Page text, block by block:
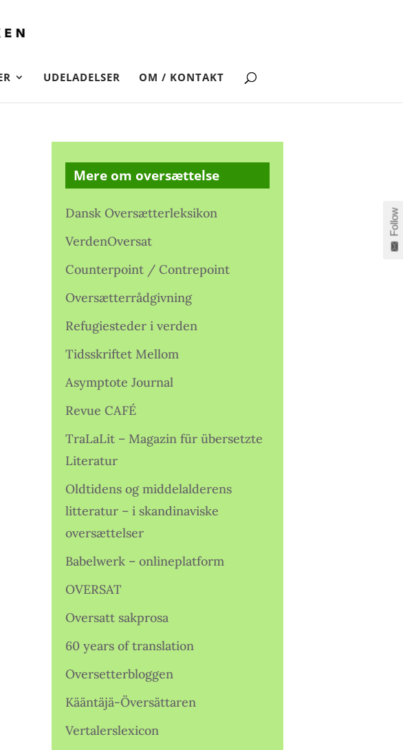
UDELADELSER OM / KONTAKT
Mere om oversættelse
Dansk Oversætterleksikon
VerdenOversat
Counterpoint / Contrepoint
Oversætterrådgivning
Refugiesteder i verden
Tidsskriftet Mellom
Asymptote Journal
Revue CAFÉ
TraLaLit – Magazin für übersetzte
Literatur
Oldtidens og middelalderens
litteratur – i skandinaviske
oversættelser
Babelwerk – onlineplatform
OVERSAT
Oversatt sakprosa
60 years of translation
Oversetterbloggen
Kääntäjä-Översättaren
Vertalerslexicon
Follow